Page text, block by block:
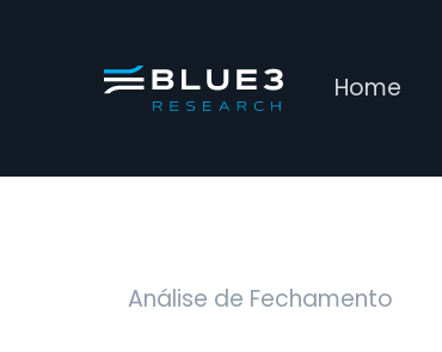
Home
Análise de Fechamento